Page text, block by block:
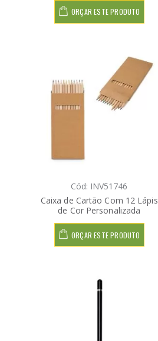
ORÇAR ESTE PRODUTO
Cód: INV51746
Caixa de Cartão Com 12 Lápis
de Cor Personalizada
ORÇAR ESTE PRODUTO